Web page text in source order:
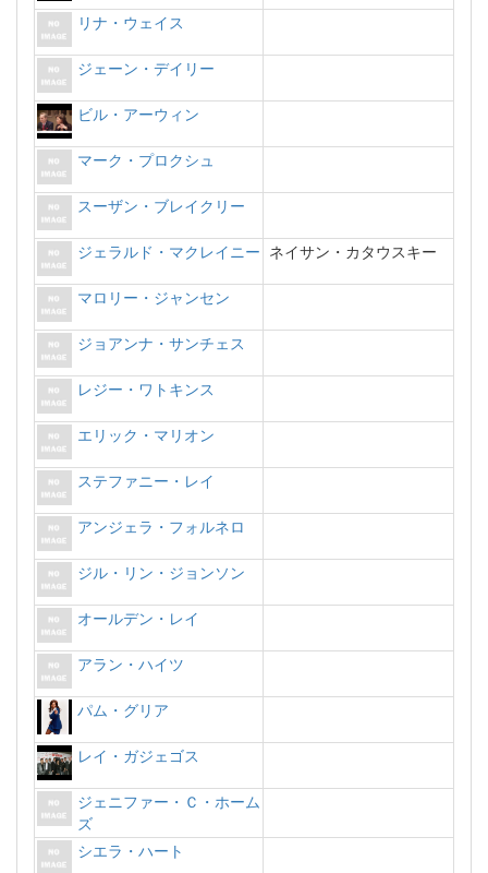
リナ・ウェイス
ジェーン・デイリー
ビル・アーウィン
マーク・プロクシュ
スーザン・ブレイクリー
ジェラルド・マクレイニー ネイサン・カタウスキー
マロリー・ジャンセン
ジョアンナ・サンチェス
レジー・ワトキンス
エリック・マリオン
ステファニー・レイ
アンジェラ・フォルネロ
ジル・リン・ジョンソン
オールデン・レイ
アラン・ハイツ
パム・グリア
レイ・ガジェゴス
ジェニファー・Ｃ・ホーム
ズ
シエラ・ハート